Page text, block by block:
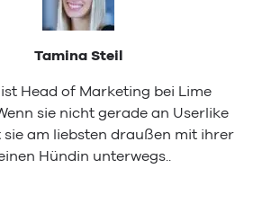
Tamina Steil
Head of Marketing bei Lime
sie nicht gerade an Userlike
am liebsten draußen mit ihrer
Hündin unterwegs..